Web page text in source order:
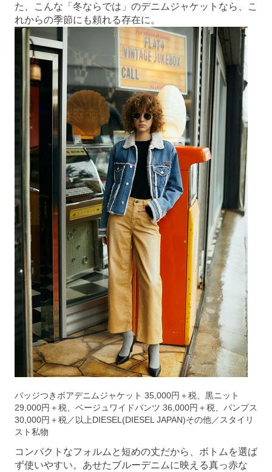
た、こんな「冬ならでは」のデニムジャケットなら、こ
れからの季節にも頼れる存在に。
バッジつきボアデニムジャケット 35,000円＋税、黒ニット
29,000円＋税、ベージュワイドパンツ 36,000円＋税、パンプス
30,000円＋税／以上DIESEL(DIESEL JAPAN)その他／スタイリ
スト私物
コンパクトなフォルムと短めの丈だから、ボトムを選ば
ず使いやすい。あせたブルーデニムに映える真っ赤な